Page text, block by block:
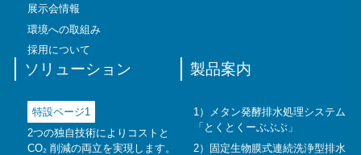
展示会情報
環境への取組み
採用について
ソリューション
特設ページ1
2つの独自技術によりコストと
CO₂ 削減の両立を実現します。
製品案内
1）メタン発酵排水処理システム
「とくとくーぶぶぶ」
2）固定生物膜式連続洗浄型排水